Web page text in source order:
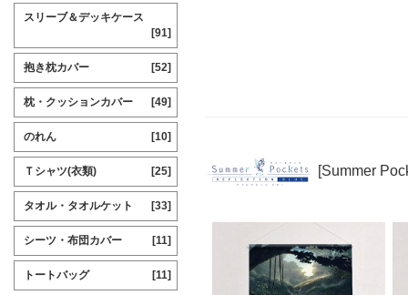
[Summer
スリーブ＆デッキケース
[91]
抱き枕カバー [52]
枕・クッションカバー [49]
のれん [10]
Ｔシャツ(衣類) [25]
タオル・タオルケット [33]
シーツ・布団カバー [11]
トートバッグ [11]